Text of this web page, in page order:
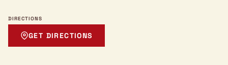
DIRECTIONS
GET DIRECTIONS